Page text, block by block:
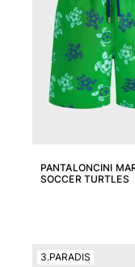
PANTALONCINI
SOCCER TURTLES
3.PARADIS